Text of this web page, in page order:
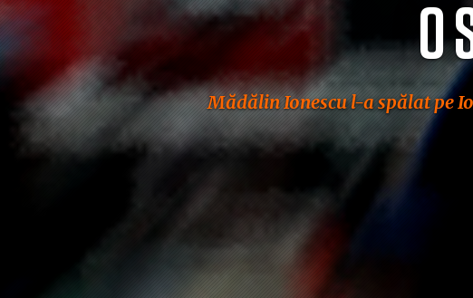
O
Mădălin Ionescu l-a spălat pe